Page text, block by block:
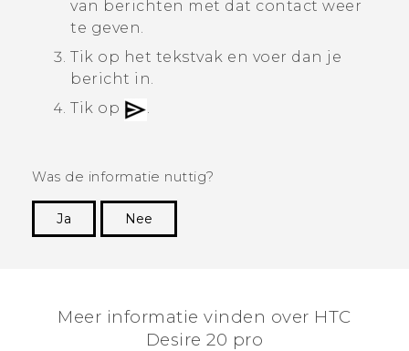
van berichten met dat contact weer
te geven.
Tik op het tekstvak en voer dan je
bericht in.
Tik op
.
Was de informatie nuttig?
Ja
Nee
Meer informatie vinden over ‎HTC
Desire 20 pro